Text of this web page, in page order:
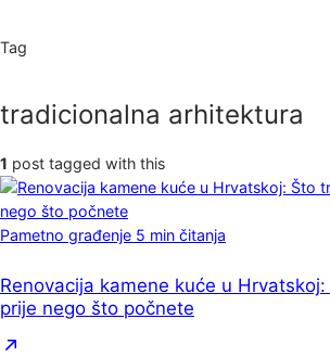
Tag
tradicionalna arhitektura
1 post tagged with this
Pametno građenje 5 min čitanja
Renovacija kamene kuće u
prije nego što počnete